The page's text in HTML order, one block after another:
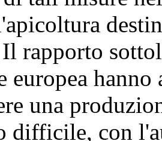
rapporto
europea
una
difficile, con